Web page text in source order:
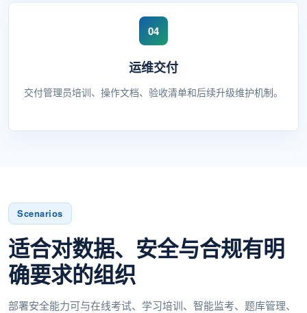
运维交付
交付管理员培训、操作文档、验收清单和后续升级维护机制。
Scenarios
适合对数据、安全与合规有明
确要求的组织
部署安全能力可与在线考试、学习培训、智能监考、题库管理、